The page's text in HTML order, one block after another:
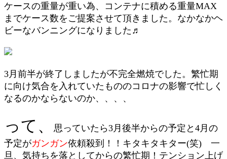
ケースの重量が重い為、コンテナに積める重量MAX
までケース数をご提案させて頂きました。なかなかヘ
ビーなバンニングになりました♬
3月前半が終了しましたが不完全燃焼でした。繁忙期
に向け気合を入れていたもののコロナの影響で忙しく
なるのかならないのか、、、、
って、
思っていたら3月後半からの予定と4月の
予定がガンガン依頼殺到！！キタキタキター(笑) 一
旦、気持ちを落としてからの繁忙期！テンション上げ